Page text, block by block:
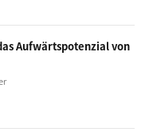
Aufwärtspotenzial von